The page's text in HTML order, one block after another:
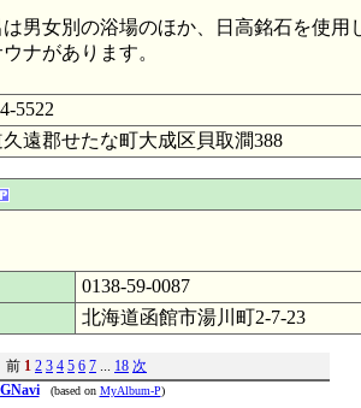
は男女別の浴場のほか、日高銘石を使用
ナがあります。
5522
遠郡せたな町大成区貝取澗388
0138-59-0087
北海道函館市湯川町2-7-23
前 1 2 3 4 5 6 7 ... 18 次
GNavi
(based on MyAlbum-P)